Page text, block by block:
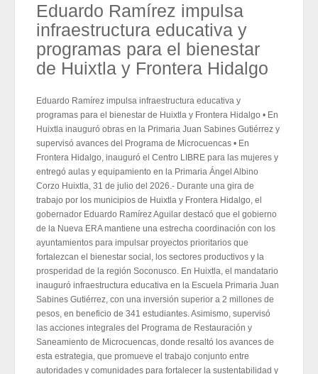
Eduardo Ramírez impulsa
infraestructura educativa y
programas para el bienestar
de Huixtla y Frontera Hidalgo
Eduardo Ramírez impulsa infraestructura educativa y
programas para el bienestar de Huixtla y Frontera Hidalgo • En
Huixtla inauguró obras en la Primaria Juan Sabines Gutiérrez y
supervisó avances del Programa de Microcuencas • En
Frontera Hidalgo, inauguró el Centro LIBRE para las mujeres y
entregó aulas y equipamiento en la Primaria Ángel Albino
Corzo Huixtla, 31 de julio del 2026.- Durante una gira de
trabajo por los municipios de Huixtla y Frontera Hidalgo, el
gobernador Eduardo Ramírez Aguilar destacó que el gobierno
de la Nueva ERA mantiene una estrecha coordinación con los
ayuntamientos para impulsar proyectos prioritarios que
fortalezcan el bienestar social, los sectores productivos y la
prosperidad de la región Soconusco. En Huixtla, el mandatario
inauguró infraestructura educativa en la Escuela Primaria Juan
Sabines Gutiérrez, con una inversión superior a 2 millones de
pesos, en beneficio de 341 estudiantes. Asimismo, supervisó
las acciones integrales del Programa de Restauración y
Saneamiento de Microcuencas, donde resaltó los avances de
esta estrategia, que promueve el trabajo conjunto entre
autoridades y comunidades para fortalecer la sustentabilidad y